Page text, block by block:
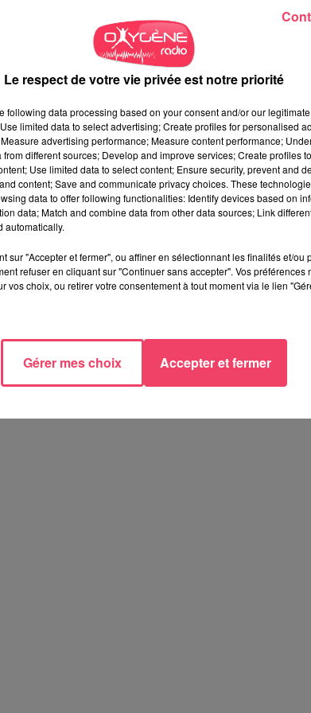
Le respect de votre vie privée est notre priorité
following data processing based on your consent and/or our
limited data to select advertising; Create profiles for personalised
advertising performance; Measure content performance;
different sources; Develop and improve services; Create profiles
Use limited data to select content; Ensure security, prevent and
content; Save and communicate privacy choices. These
data to offer following functionalities: Identify devices based on
data; Match and combine data from other data sources; Link
automatically.
sur "Accepter et fermer", ou affiner en sélectionnant les finalités et/ou
refuser en cliquant sur "Continuer sans accepter". Vos
vos choix, ou retirer votre consentement à tout moment via le lien
Gérer mes choix Accepter et fermer